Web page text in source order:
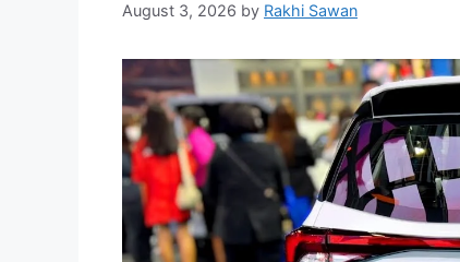
August 3, 2026 by Rakhi Sawan